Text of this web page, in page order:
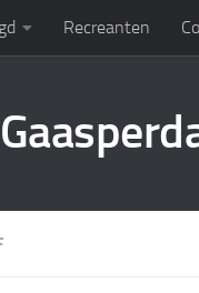
Recreanten